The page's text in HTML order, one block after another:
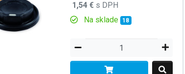
1,54 € s DPH
Na sklade
18